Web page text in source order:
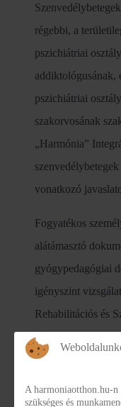
régebbi, a
pszichiátriai
addiktológusának,
pszichiátriai
szakorvosának
„Harmónia”
vonatkozó
Fogyatékos
alátámasztó
gyógypedagógiai
igényszint
Rehabilitációs és
jogelődje)
szakvéleménye és/
A harmoniaotthon.hu-
szükséges és